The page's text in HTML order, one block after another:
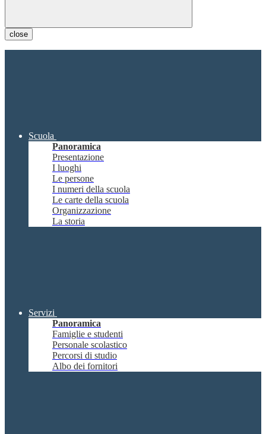
close
Scuola
Panoramica
Presentazione
I luoghi
Le persone
I numeri della scuola
Le carte della scuola
Organizzazione
La storia
Servizi
Panoramica
Famiglie e studenti
Personale scolastico
Percorsi di studio
Albo dei fornitori